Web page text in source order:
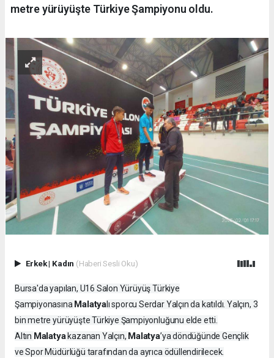
metre yürüyüşte Türkiye Şampiyonu oldu.
Erkek| Kadın (Haberi Sesli Oku)
Bursa'da yapılan, U16 Salon Yürüyüş Türkiye
Şampiyonasına Malatyalı sporcu Serdar Yalçın da katıldı. Yalçın, 3
bin metre yürüyüşte Türkiye Şampiyonluğunu elde etti.
Altın Malatyakazanan Yalçın, Malatya’ya döndüğünde Gençlik
ve Spor Müdürlüğü tarafından da ayrıca ödüllendirilecek.